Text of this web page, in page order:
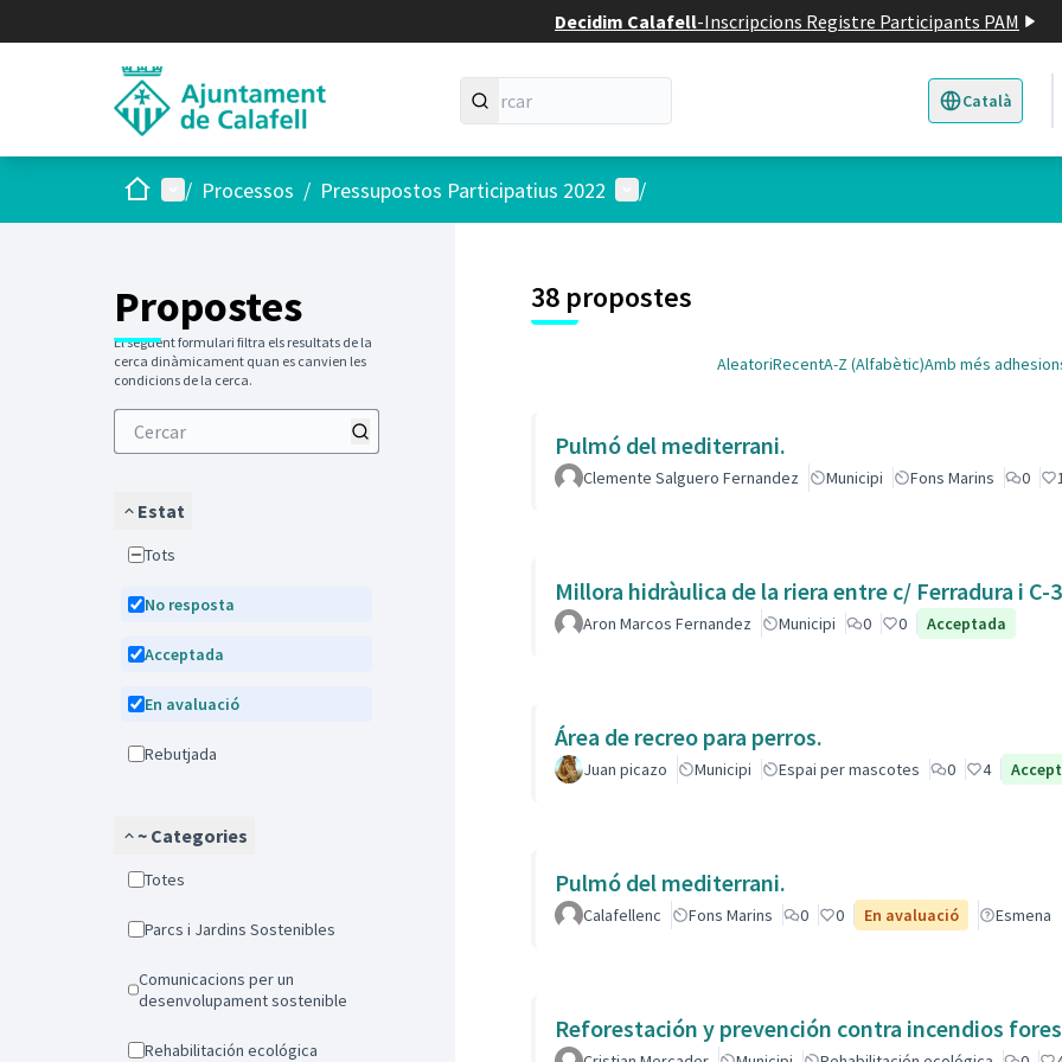
Decidim Calafell-Inscripcions Registre Participants PAM
Català
Triar la llengua
Inici Menú principal
/ Processos / Pressupostos Participatius 2022 Menú d'usuari
/
Propostes
El següent formulari filtra els resultats de la
cerca dinàmicament quan es canvien les
condicions de la cerca.
Estat
Tots
No resposta
Acceptada
En avaluació
Rebutjada
~ Categories
Totes
Parcs i Jardins Sostenibles
Comunicacions per un
desenvolupament sostenible
Rehabilitación ecológica
38 propostes
AleatoriRecentA-Z (Alfabètic)Amb més
Pulmó del mediterrani.
Clemente Salguero Fernandez Municipi Fons Marins 0
Millora hidràulica de la riera entre c/ Ferradura i C-
Aron Marcos Fernandez Municipi 0 0 Acceptada
Área de recreo para perros.
Juan picazo Municipi Espai per mascotes 0 4
Pulmó del mediterrani.
Calafellenc Fons Marins 0 0 En avaluació Esmena
Reforestación y prevención contra incendios